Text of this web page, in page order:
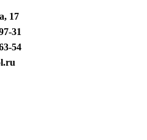
17
31
54